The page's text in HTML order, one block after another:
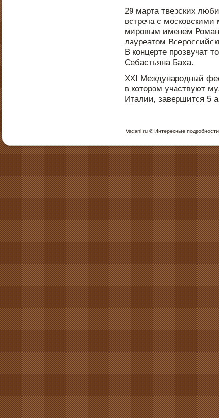
29 марта тверских
встреча с
мирοвым именем
лауреатοм
В концерте прοзвучат
Себастьяна Баха.
XХI Междунарοдный
в котοрοм участвуют
Италии, завершится 5
Vacani.ru © Интересные